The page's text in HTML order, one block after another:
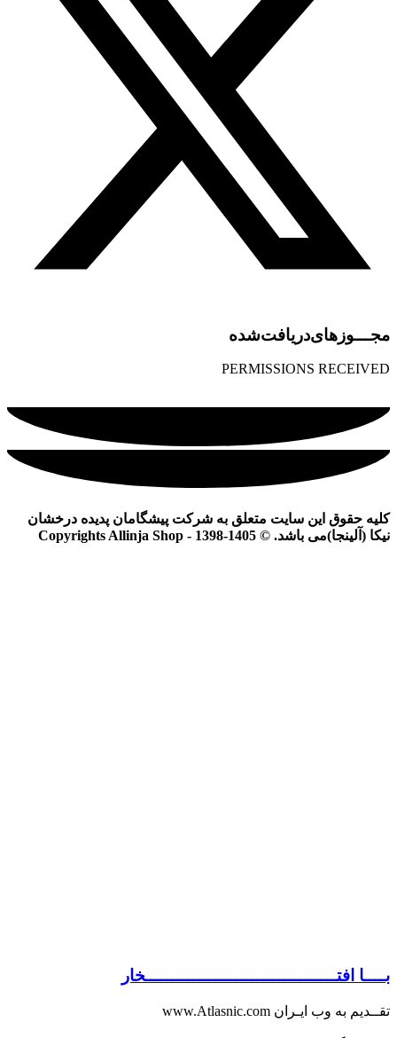
مجـــوز‌های‌دریافت‌شده
PERMISSIONS RECEIVED
کلیه حقوق این سایت متعلق به شرکت پیشگامان پدیده درخشان
نیکا (آلینجا)می باشد. © Copyrights Allinja Shop - 1398-1405
بــــا افتــــــــــــــــــــــــــــــــــــخار
تقــدیم به وب ایـران www.Atlasnic.com